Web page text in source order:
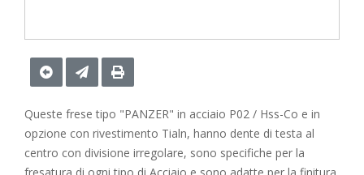
Queste frese tipo "PANZER" in acciaio P02 / Hss-Co e in
opzione con rivestimento Tialn, hanno dente di testa al
centro con divisione irregolare, sono specifiche per la